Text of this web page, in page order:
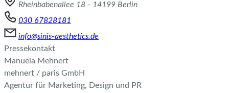
Rheinbabenallee 18 - 14199 Berlin
030 67828181
info@sinis-aesthetics.de
Pressekontakt
Manuela Mehnert
mehnert / paris GmbH
Agentur für Marketing, Design und PR